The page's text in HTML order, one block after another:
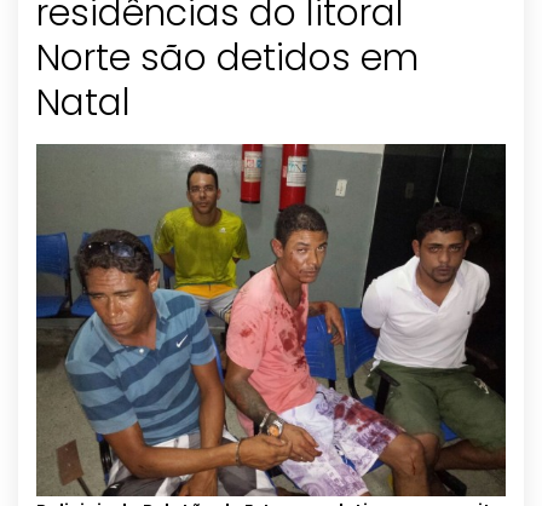
residências do litoral
Norte são detidos em